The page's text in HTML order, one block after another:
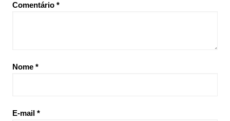
Comentário *
Nome *
E-mail *